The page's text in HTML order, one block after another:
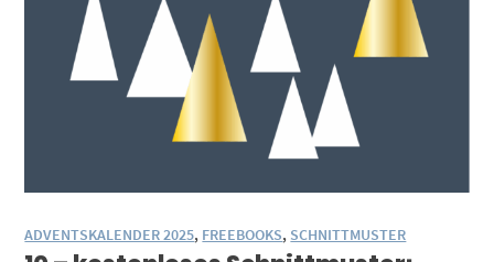
ADVENTSKALENDER 2025, FREEBOOKS, SCHNITTMUSTER